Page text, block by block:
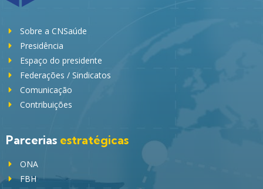
Sobre a CNSaúde
Presidência
Espaço do presidente
Federações / Sindicatos
Comunicação
Contribuições
Parcerias estratégicas
ONA
FBH